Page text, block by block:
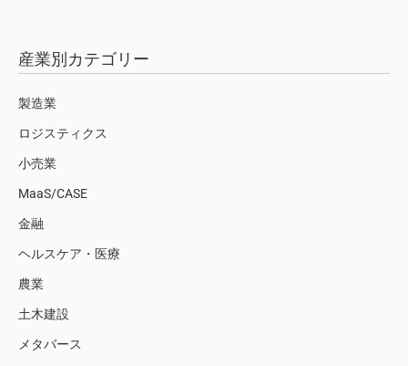
産業別カテゴリー
製造業
ロジスティクス
小売業
MaaS/CASE
金融
ヘルスケア・医療
農業
土木建設
メタバース